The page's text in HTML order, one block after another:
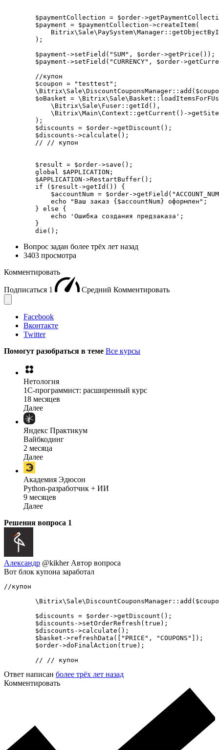
$paymentCollection = $order-
        $payment = $paymentCollection->createItem(
        );
        $payment->setField("SUM", $order->getPrice());
$payment->setField("CURRENCY", $order-
        //купон
        $coupon = "testtest";
$oBasket =
            \Bitrix\Sale\Fuser::getId(),
\Bitrix\Main\Context::getCurrent()-
        );
        $discounts = $order->getDiscount();
        $discounts->calculate();
        // // купон
        $result = $order->save();
        global $APPLICATION;
        $APPLICATION->RestartBuffer();
        if ($result->getId()) {
$accountNum = $order-
            echo "Ваш заказ {$accountNum} оформлен";
        } else {
            echo 'Ошибка создания предзаказа';
        }
        die();
Вопрос задан более трёх лет назад
3403 просмотра
Комментировать
Подписаться 1 Средний Комментировать
Facebook
Вконтакте
Twitter
Помогут разобраться в теме Все курсы
Нетология
1C-программист: расширенный курс
18 месяцев
Далее
Яндекс Практикум
Вайбкодинг
2 месяца
Далее
Академия Эдюсон
Python-разработчик + ИИ
9 месяцев
Далее
Решения вопроса 1
Александр @kikher Автор вопроса
Вот блок купона заработал
//купон
        $discounts = $order->getDiscount();
        $discounts->setOrderRefresh(true);
        $discounts->calculate();
        $basket->refreshData(["PRICE", "COUPONS"]);
        $order->doFinalAction(true);
        // // купон
Ответ написан более трёх лет назад
Комментировать